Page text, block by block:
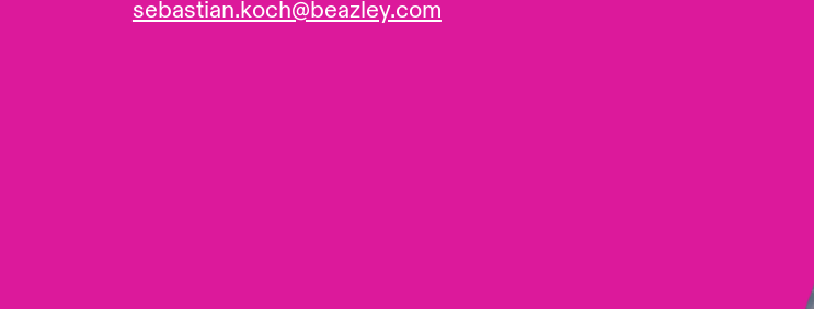
sebastian.koch@beazley.com